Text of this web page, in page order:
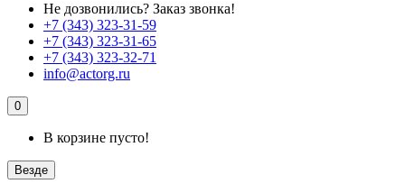
Не дозвонились? Заказ звонка!
+7 (343) 323-31-59
+7 (343) 323-31-65
+7 (343) 323-32-71
info@actorg.ru
0
В корзине пусто!
Везде